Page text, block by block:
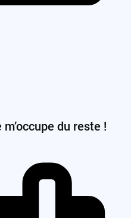
du reste !